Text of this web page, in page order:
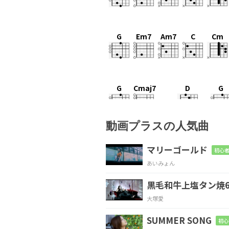
G Em7 Am7 C Cm
G Cmaj7 D G
強 気 なあな
G
そんな
Cmaj7
に悲
B
しま
動画プラスの人気曲
マリーゴールド 初心
あいみょん
黒毛和牛上塩タン焼
大塚愛
SUMMER SONG 初